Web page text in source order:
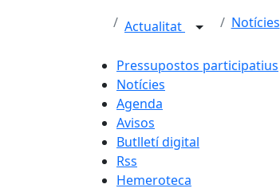
Actualitat Notícies
Pressupostos participatius
Notícies
Agenda
Avisos
Butlletí digital
Rss
Hemeroteca